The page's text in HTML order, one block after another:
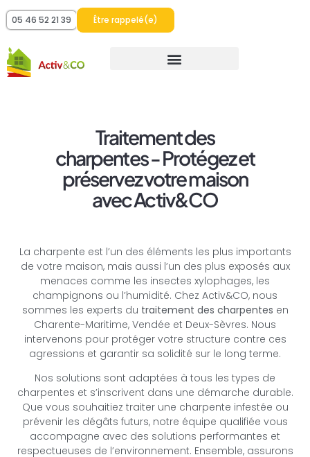
05 46 52 21 39 Être rappelé(e)
Traitement des
charpentes - Protégez et
préservez votre maison
avec Activ&CO
La charpente est l’un des éléments les plus importants
de votre maison, mais aussi l’un des plus exposés aux
menaces comme les insectes xylophages, les
champignons ou l’humidité. Chez Activ&CO, nous
sommes les experts du traitement des charpentes en
Charente-Maritime, Vendée et Deux-Sèvres. Nous
intervenons pour protéger votre structure contre ces
agressions et garantir sa solidité sur le long terme.
Nos solutions sont adaptées à tous les types de
charpentes et s’inscrivent dans une démarche durable.
Que vous souhaitiez traiter une charpente infestée ou
prévenir les dégâts futurs, notre équipe qualifiée vous
accompagne avec des solutions performantes et
respectueuses de l’environnement. Ensemble, assurons